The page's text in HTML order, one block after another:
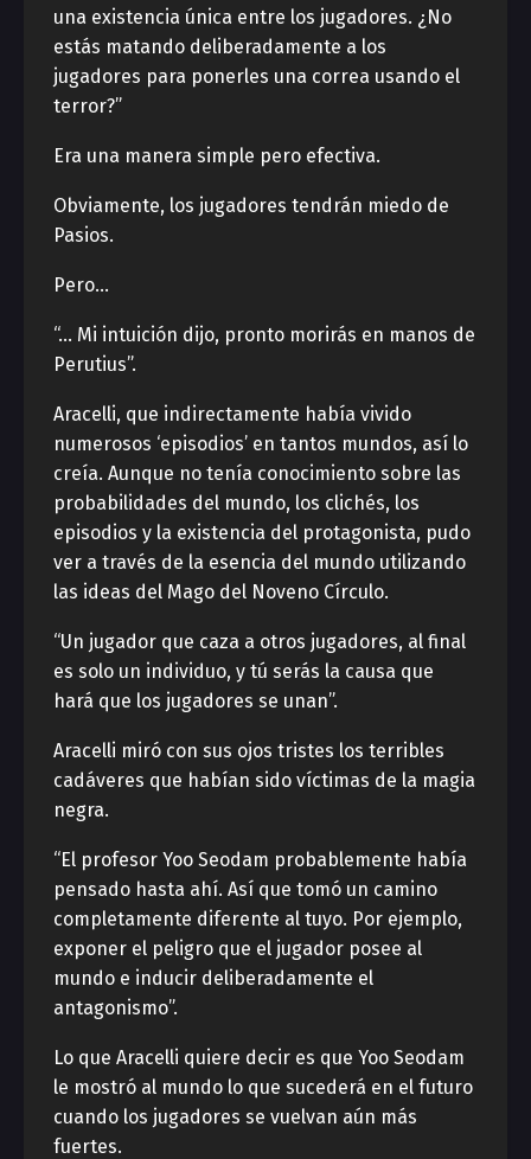
una existencia única entre los jugadores. ¿No
estás matando deliberadamente a los
jugadores para ponerles una correa usando el
terror?”
Era una manera simple pero efectiva.
Obviamente, los jugadores tendrán miedo de
Pasios.
Pero…
“… Mi intuición dijo, pronto morirás en manos de
Perutius”.
Aracelli, que indirectamente había vivido
numerosos ‘episodios’ en tantos mundos, así lo
creía. Aunque no tenía conocimiento sobre las
probabilidades del mundo, los clichés, los
episodios y la existencia del protagonista, pudo
ver a través de la esencia del mundo utilizando
las ideas del Mago del Noveno Círculo.
“Un jugador que caza a otros jugadores, al final
es solo un individuo, y tú serás la causa que
hará que los jugadores se unan”.
Aracelli miró con sus ojos tristes los terribles
cadáveres que habían sido víctimas de la magia
negra.
“El profesor Yoo Seodam probablemente había
pensado hasta ahí. Así que tomó un camino
completamente diferente al tuyo. Por ejemplo,
exponer el peligro que el jugador posee al
mundo e inducir deliberadamente el
antagonismo”.
Lo que Aracelli quiere decir es que Yoo Seodam
le mostró al mundo lo que sucederá en el futuro
cuando los jugadores se vuelvan aún más
fuertes.